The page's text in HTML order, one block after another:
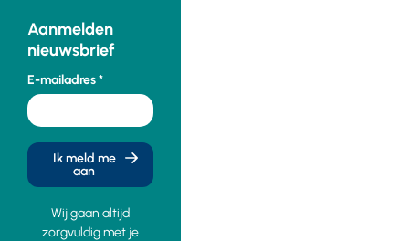
Aanmelden
nieuwsbrief
E-mailadres
Ik meld me
aan
Wij gaan altijd
zorgvuldig met je